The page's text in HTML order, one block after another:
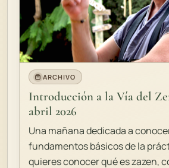
ARCHIVO
Introducción a la Vía del
abril 2026
Una mañana dedicada a
fundamentos básicos de la
quieres conocer qué es zazen,